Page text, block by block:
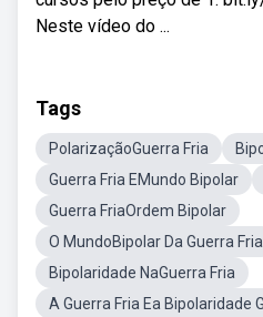
Neste vídeo do ...
Tags
PolarizaçãoGuerra Fria
Guerra Fria EMundo Bipolar
Guerra FriaOrdem Bipolar
O MundoBipolar Da Guerra Fria
Bipolaridade NaGuerra Fria
A Guerra Fria Ea Bipolaridade